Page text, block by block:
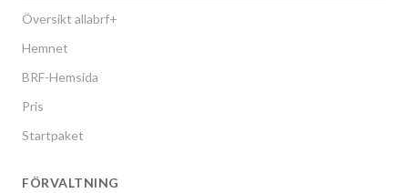
Översikt allabrf+
Hemnet
BRF-Hemsida
Pris
Startpaket
FÖRVALTNING